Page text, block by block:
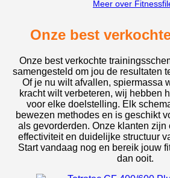
Meer over
Onze best
Onze best verkochte
samengesteld om jou de resultaten
Of je nu wilt afvallen, spiermassa
kracht wilt verbeteren, wij hebben
voor elke doelstelling. Elk
bewezen methodes en is geschikt
als gevorderden. Onze klanten zijn
effectiviteit en duidelijke structuur
Start vandaag nog en bereik jouw
dan ooit.